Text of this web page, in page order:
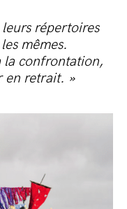
leurs répertoires
mêmes.
la confrontation,
en retrait. »